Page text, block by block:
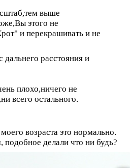
выше
этого не
и перекрашивать и не
дальнего расстояния и
плохо,ничего не
всего остального.
возраста это нормально.
подобное делали что ни будь?